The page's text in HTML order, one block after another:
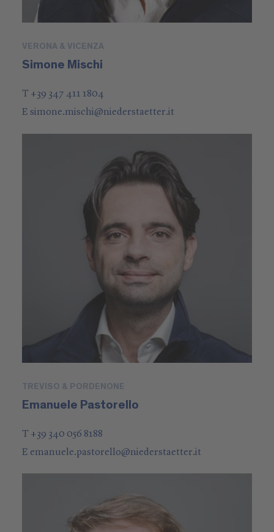
VERONA & VICENZA
Simone Mischi
T +39 347 411 1804
Esimone.mischi@niederstaetter.it
TREVISO & PORDENONE
Emanuele Pastorello
T +39 340 056 8188
E emanuele.pastorello@niederstaetter.it